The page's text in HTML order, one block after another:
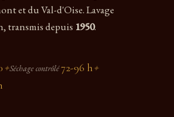
et du Val-d'Oise. Lavage
transmis depuis 1950.
✦Séchage contrôlé72-96 h✦